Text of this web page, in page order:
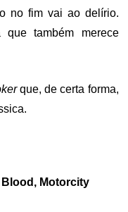
no fim vai ao delírio.
também merece
que, de certa forma,
Blood, Motorcity